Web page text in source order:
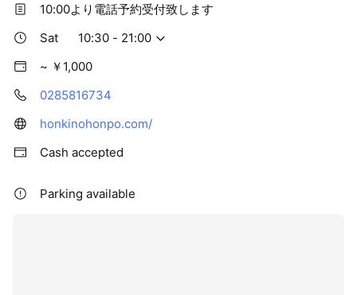
10:00より電話予約受付致します
Sat
10:30 - 21:00
~ ￥1,000
0285816734
honkinohonpo.com/
Cash accepted
Parking available